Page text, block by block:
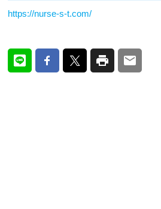
https://nurse-s-t.com/